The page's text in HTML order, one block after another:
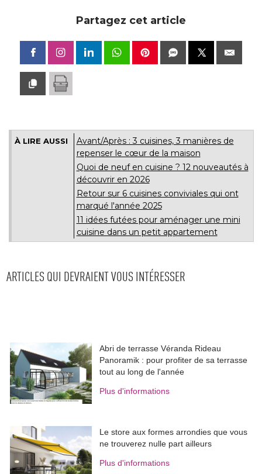
Partagez cet article
À LIRE AUSSI
Avant/Après : 3 cuisines, 3 manières de
repenser le cœur de la maison
Quoi de neuf en cuisine ? 12 nouveautés à
découvrir en 2026
Retour sur 6 cuisines conviviales qui ont
marqué l'année 2025
11 idées futées pour aménager une mini
cuisine dans un petit appartement
ARTICLES QUI DEVRAIENT VOUS INTÉRESSER
Abri de terrasse Véranda Rideau
Panoramik : pour profiter de sa terrasse
tout au long de l'année
Plus d'informations
Le store aux formes arrondies que vous
ne trouverez nulle part ailleurs
Plus d'informations